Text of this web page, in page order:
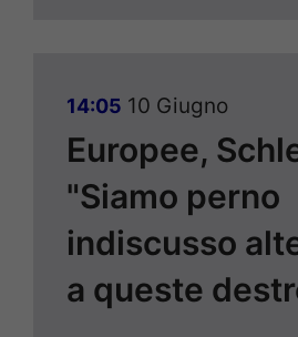
14:05 10 Giugno
Europee,
"Siamo perno
indiscusso
a queste